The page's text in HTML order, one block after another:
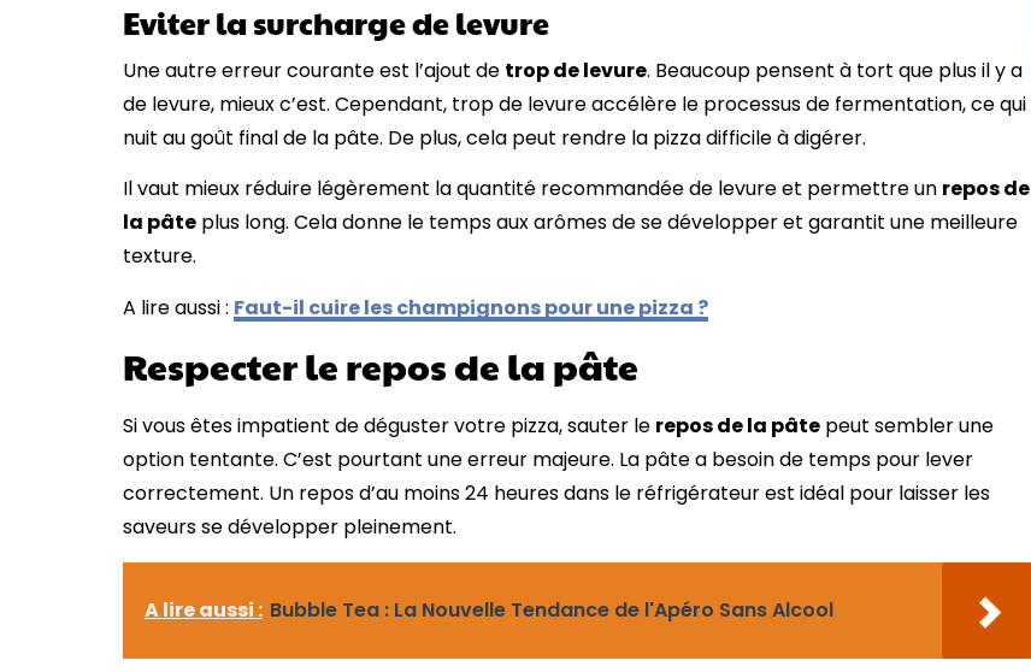
Eviter la surcharge de levure
Une autre erreur courante est l’ajout de trop de levure. Beaucoup pensent à tort que plus il y a
de levure, mieux c’est. Cependant, trop de levure accélère le processus de fermentation, ce qui
nuit au goût final de la pâte. De plus, cela peut rendre la pizza difficile à digérer.
Il vaut mieux réduire légèrement la quantité recommandée de levure et permettre un repos de
la pâte plus long. Cela donne le temps aux arômes de se développer et garantit une meilleure
texture.
A lire aussi : Faut-il cuire les champignons pour une pizza ?
Respecter le repos de la pâte
Si vous êtes impatient de déguster votre pizza, sauter le repos de la pâte peut sembler une
option tentante. C’est pourtant une erreur majeure. La pâte a besoin de temps pour lever
correctement. Un repos d’au moins 24 heures dans le réfrigérateur est idéal pour laisser les
saveurs se développer pleinement.
A lire aussi : Bubble Tea : La Nouvelle Tendance de l'Apéro Sans Alcool